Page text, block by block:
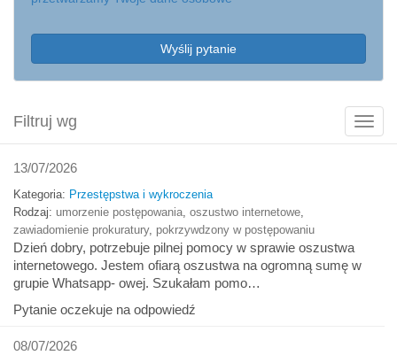
Pokaż
filtry
Filtruj wg
Wyślij pytanie
13/07/2026
Kategoria: Przestępstwa i wykroczenia
Rodzaj: umorzenie postępowania oszustwo internetowe
zawiadomienie prokuratury, pokrzywdzony w postępowaniu
Dzień dobry, potrzebuje pilnej pomocy w sprawie oszustwa
internetowego. Jestem ofiarą oszustwa na ogromną sumę w
grupie Whatsapp- owej. Szukałam pomo…
Pytanie oczekuje na odpowiedź
08/07/2026